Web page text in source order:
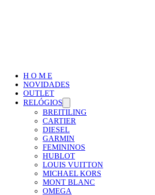
H O M E
NOVIDADES
OUTLET
RELÓGIOS
BREITILING
CARTIER
DIESEL
GARMIN
FEMININOS
HUBLOT
LOUIS VUITTON
MICHAEL KORS
MONT BLANC
OMEGA